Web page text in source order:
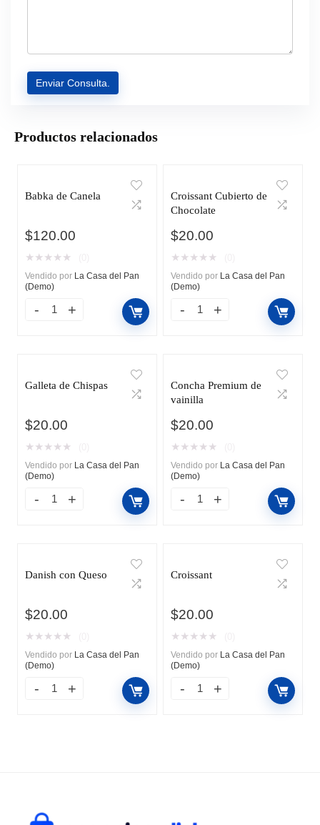
Productos relacionados
Babka de Canela
$120.00
★ ★ ★ ★ ★
Vendido por La Casa del Pan
(Demo)
Croissant Cubierto de
Chocolate
$20.00
★ ★ ★ ★ ★
Vendido por La Casa del Pan
(Demo)
Galleta de Chispas
$20.00
★ ★ ★ ★ ★
Vendido por La Casa del Pan
(Demo)
Concha Premium de
vainilla
$20.00
★ ★ ★ ★ ★
Vendido por La Casa del Pan
(Demo)
Danish con Queso
$20.00
★ ★ ★ ★ ★
Vendido por La Casa del Pan
(Demo)
Croissant
$20.00
★ ★ ★ ★ ★
Vendido por La Casa del Pan
(Demo)